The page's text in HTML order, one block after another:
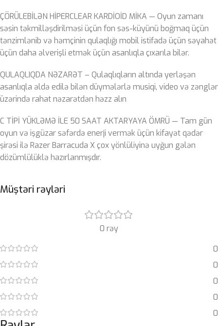
ÇÖRÜLEBİLƏN HİPERCLEAR KARDİOİD MİKA — Oyun zamanı
səsin təkmilləşdirilməsi üçün fon səs-küyünü boğmaq üçün
tənzimlənib və həmçinin qulaqlığı mobil istifadə üçün səyahət
üçün daha əlverişli etmək üçün asanlıqla çıxarıla bilər.
QULAQLIQDA NƏZARƏT – Qulaqlıqların altında yerləşən
asanlıqla əldə edilə bilən düymələrlə musiqi, video və zənglər
üzərində rahat nəzarətdən həzz alın
C TİPİ YÜKLƏMƏ İLE 50 SAAT AKTARYAYA ÖMRÜ — Tam gün
oyun və işgüzar səfərdə enerji vermək üçün kifayət qədər
şirəsi ilə Razer Barracuda X çox yönlüliyinə uyğun gələn
dözümlülüklə hazırlanmışdır.
Müştəri rəyləri
0 rəy
0
0
0
0
0